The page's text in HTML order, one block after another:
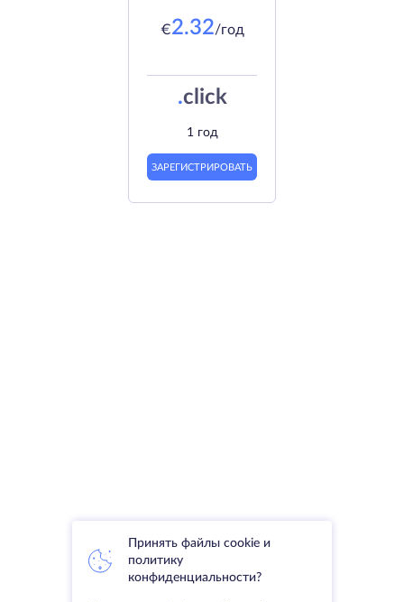
€2.32/год
.click
1 год
ЗАРЕГИСТРИРОВАТЬ
Принять файлы cookie и
политику
конфиденциальности?